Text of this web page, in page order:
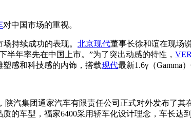
对中国市场的重视。
持续成功的表现。 北京现代董事长徐和谊在现场
半年率先在中国上市。”为了突出动感的特性，
塑感和科技感的内饰，搭载现代最新1.6γ（Gamma
陕汽集团通家汽车有限责任公司正式对外发布了其
的车型，福家6400采用轿车化设计理念，车长达